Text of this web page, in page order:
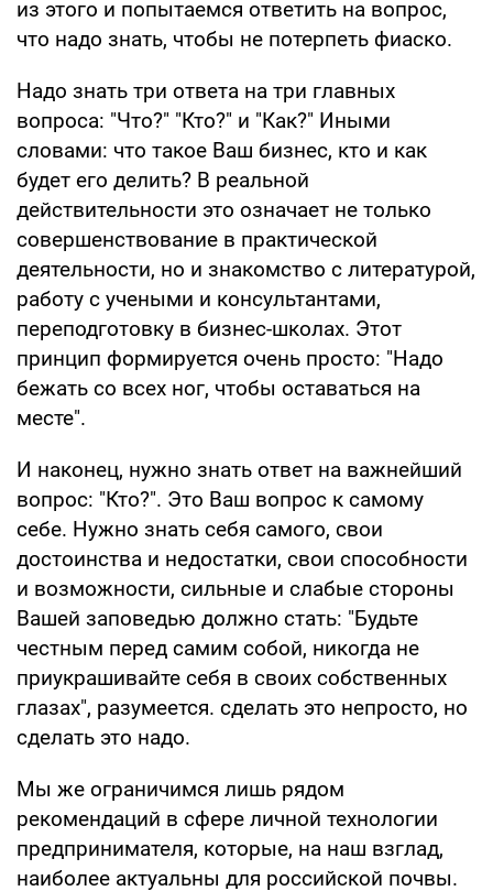
из этого и попытаемся ответить на вопрос,
что надо знать, чтобы не потерпеть фиаско.
Надо знать три ответа на три главных
вопроса: "Что?" "Кто?" и "Как?" Иными
словами: что такое Ваш бизнес, кто и как
будет его делить? В реальной
действительности это означает не только
совершенствование в практической
деятельности, но и знакомство с литературой,
работу с учеными и консультантами,
переподготовку в бизнес-школах. Этот
принцип формируется очень просто: "Надо
бежать со всех ног, чтобы оставаться на
месте".
И наконец, нужно знать ответ на важнейший
вопрос: "Кто?". Это Ваш вопрос к самому
себе. Нужно знать себя самого, свои
достоинства и недостатки, свои способности
и возможности, сильные и слабые стороны
Вашей заповедью должно стать: "Будьте
честным перед самим собой, никогда не
приукрашивайте себя в своих собственных
глазах", разумеется. сделать это непросто, но
сделать это надо.
Мы же ограничимся лишь рядом
рекомендаций в сфере личной технологии
предпринимателя, которые, на наш взглад,
наиболее актуальны для российской почвы.